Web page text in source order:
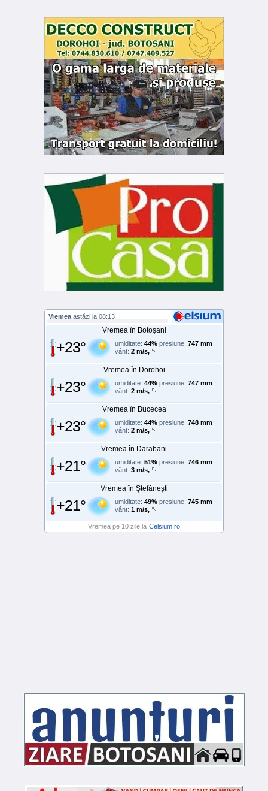
Vremea astăzi la 08:13
Vremea în Botoșani
+23° umiditate: 44% presiune: 747 mm
vânt: 2 m/s,
Vremea în Dorohoi
+23° umiditate: 44% presiune: 747 mm
vânt: 2 m/s,
Vremea în Bucecea
+23° umiditate: 44% presiune: 748 mm
vânt: 2 m/s,
Vremea în Darabani
+21° umiditate: 51% presiune: 746 mm
vânt: 3 m/s,
Vremea în Ștefănești
+21° umiditate: 49% presiune: 745 mm
vânt: 1 m/s,
Vremea pe 10 zile la Celsium.ro